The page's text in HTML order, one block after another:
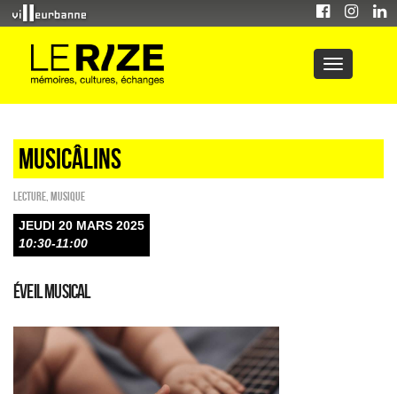
Musicâlins
Lecture Musique
JEUDI 20 MARS 2025
10:30-11:00
Éveil musical